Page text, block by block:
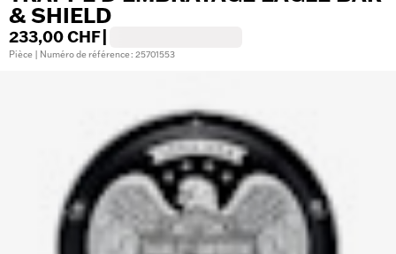
& SHIELD
233,00 CHF
Pièce | Numéro de référence : 25701553